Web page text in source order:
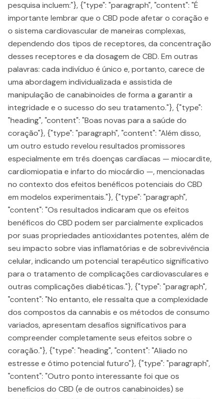
pesquisa incluem:"}, {"type": "paragraph", "content": "É
importante lembrar que o CBD pode afetar o coração e
o sistema cardiovascular de maneiras complexas,
dependendo dos tipos de receptores, da concentração
desses receptores e da dosagem de CBD. Em outras
palavras: cada indivíduo é único e, portanto, carece de
uma abordagem individualizada e assistida de
manipulação de canabinoides de forma a garantir a
integridade e o sucesso do seu tratamento."}, {"type":
"heading", "content": "Boas novas para a saúde do
coração"}, {"type": "paragraph", "content": "Além disso,
um outro estudo revelou resultados promissores
especialmente em três doenças cardíacas — miocardite,
cardiomiopatia e infarto do miocárdio —, mencionadas
no contexto dos efeitos benéficos potenciais do CBD
em modelos experimentais."}, {"type": "paragraph",
"content": "Os resultados indicaram que os efeitos
benéficos do CBD podem ser parcialmente explicados
por suas propriedades antioxidantes potentes, além de
seu impacto sobre vias inflamatórias e de sobrevivência
celular, indicando um potencial terapêutico significativo
para o tratamento de complicações cardiovasculares e
outras complicações diabéticas."}, {"type": "paragraph",
"content": "No entanto, ele ressalta que a complexidade
dos compostos da cannabis e os métodos de consumo
variados, apresentam desafios significativos para
compreender completamente seus efeitos sobre o
coração."}, {"type": "heading", "content": "Aliado no
estresse e ótimo potencial futuro"}, {"type": "paragraph",
"content": "Outro ponto interessante foi que os
benefícios do CBD (e de outros canabinoides) se